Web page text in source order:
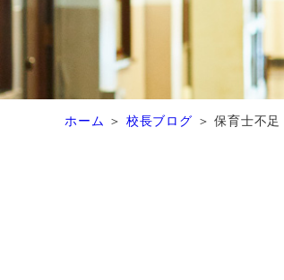
ホーム 校長ブログ 保育士不足